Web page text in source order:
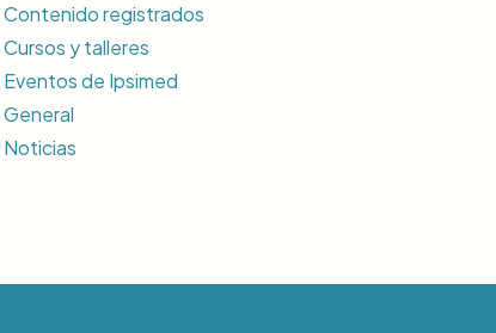
Contenido registrados
Cursos y talleres
Eventos de Ipsimed
General
Noticias